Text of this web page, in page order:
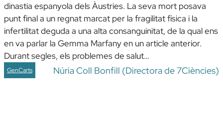
dinastia espanyola dels Àustries. La seva mort posava
punt final a un regnat marcat per la fragilitat física i la
infertilitat deguda a una alta consanguinitat, de la qual ens
en va parlar la Gemma Marfany en un article anterior.
Durant segles, els problemes de salut…
GenCarts Núria Coll Bonfill (Directora de 7Ciències)